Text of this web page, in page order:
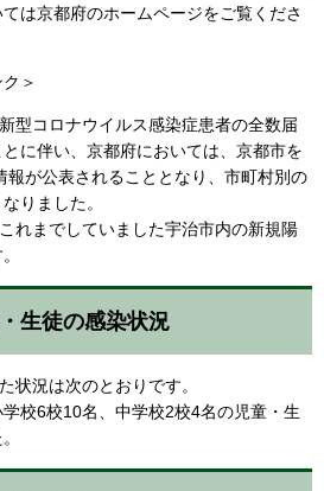
は京都府のホームページをご覧くださ
＞
型コロナウイルス感染症患者の全数届
に伴い、京都府においては、京都市を
報が公表されることとなり、市町村別の
りました。
これまでしていました宇治市内の新規陽
生徒の感染状況
状況は次のとおりです。
校6校10名、中学校2校4名の児童・生